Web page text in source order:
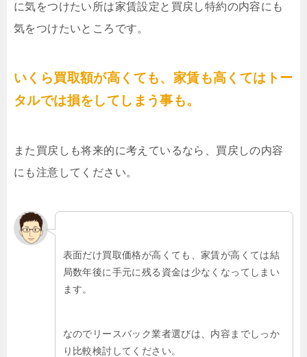
に気をつけたい所は家賃設定と買戻し特約の内容にも
気をつけたいところです。
いくら買取額が高くても、家賃も高くてはトー
タルでは損をしてしまう事も。
また買戻しも将来的に考えているなら、買戻しの内容
にも注意してください。
表面だけ買取価格が高くても、家賃が高くては結
局数年後に手元に残る資金は少なくなってしまい
ます。
なのでリースバック業者選びは、内容までしっか
り比較検討してください。